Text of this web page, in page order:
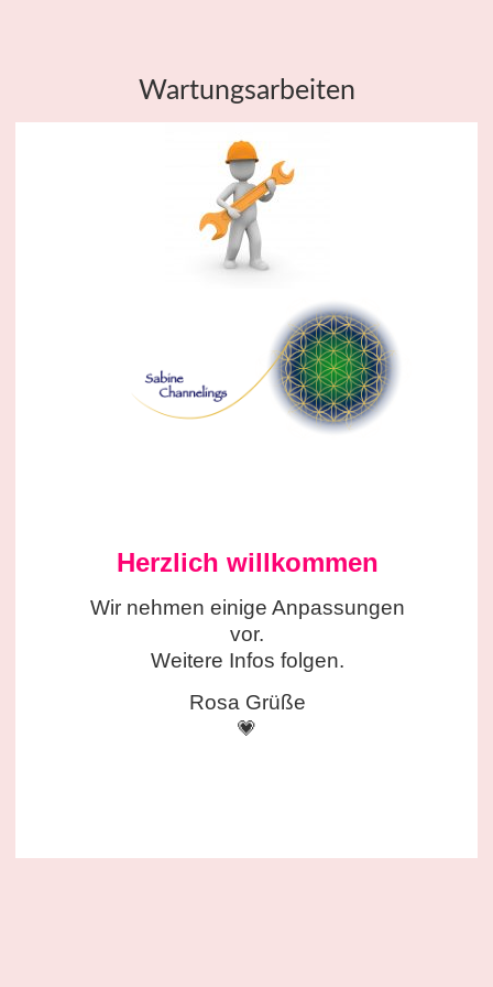
Wartungsarbeiten
Herzlich willkommen
Wir nehmen einige Anpassungen
vor.
Weitere Infos folgen.
Rosa Grüße
💗